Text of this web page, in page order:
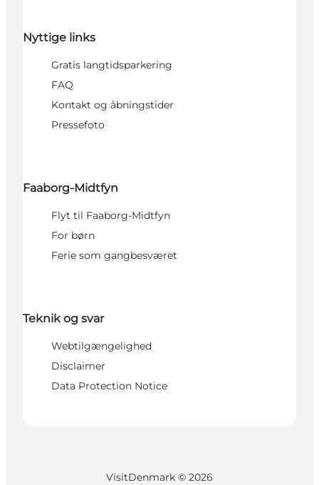
Nyttige links
Gratis langtidsparkering
FAQ
Kontakt og åbningstider
Pressefoto
Faaborg-Midtfyn
Flyt til Faaborg-Midtfyn
For børn
Ferie som gangbesværet
Teknik og svar
Webtilgængelighed
Disclaimer
Data Protection Notice
VisitDenmark © 2026